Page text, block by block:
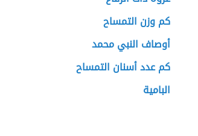
كم وزن التمساح
أوصاف النبي محمد
كم عدد أسنان التمساح
البامية